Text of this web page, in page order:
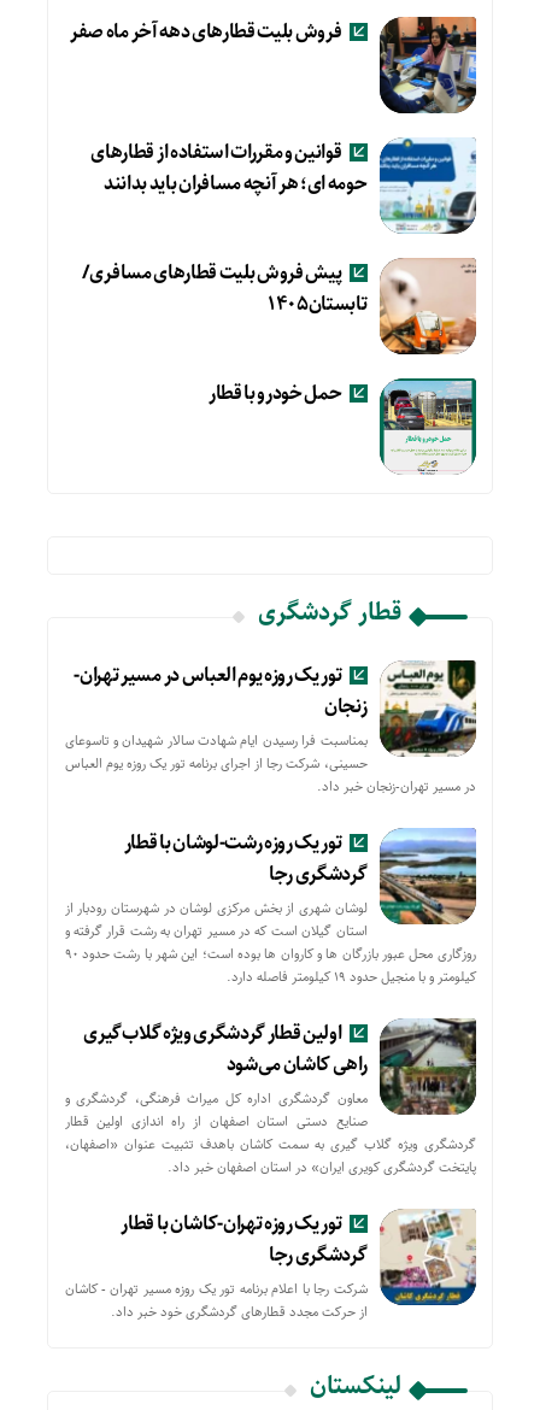
فروش بلیت قطارهای دهه آخر ماه صفر
قوانین و مقررات استفاده از قطارهای
حومه ای؛ هر آنچه مسافران باید بدانند
پیش فروش بلیت قطارهای مسافری/
تابستان۱۴۰۵
حمل خودرو با قطار
قطار گردشگری
تور یک روزه یوم العباس در مسیر تهران-
زنجان
بمناسبت فرا رسیدن ایام شهادت سالار شهیدان و تاسوعای
حسینی، شرکت رجا از اجرای برنامه تور یک روزه یوم العباس
در مسیر تهران-زنجان خبر داد.
تور یک روزه رشت-لوشان با قطار
گردشگری رجا
لوشان شهری از بخش مرکزی لوشان در شهرستان رودبار از
استان گیلان است که در مسیر تهران به رشت قرار گرفته و
روزگاری محل عبور بازرگان ها و کاروان ها بوده است؛ این شهر با رشت حدود ۹۰
کیلومتر و با منجیل حدود ۱۹ کیلومتر فاصله دارد.
اولین قطار گردشگری ویژه گلاب‌گیری
راهی کاشان می‌شود
معاون گردشگری اداره کل میراث فرهنگی، گردشگری و
صنایع دستی استان اصفهان از راه اندازی اولین قطار
گردشگری ویژه گلاب گیری به سمت کاشان باهدف تثبیت عنوان «اصفهان،
پایتخت گردشگری کویری ایران» در استان اصفهان خبر داد.
تور یک روزه تهران-کاشان با قطار
گردشگری رجا
شرکت رجا با اعلام برنامه تور یک روزه مسیر تهران - کاشان
از حركت مجدد قطارهای گردشگری خود خبر داد.
لینکستان